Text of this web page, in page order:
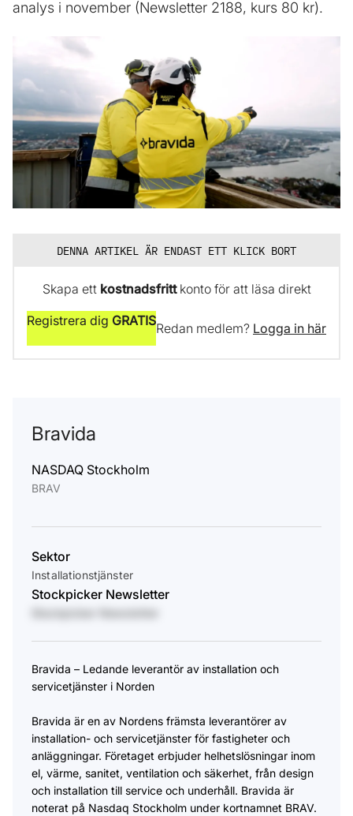
analys i november (Newsletter 2188, kurs 80 kr).
DENNA ARTIKEL ÄR ENDAST ETT KLICK BORT
Skapa ett kostnadsfrittkonto för att läsa direkt
Registrera dig GRATISRedan medlem? Logga in här
Bravida
NASDAQ Stockholm
BRAV
Sektor
Installationstjänster
Stockpicker Newsletter
Bravida – Ledande leverantör av installation och
servicetjänster i Norden
Bravida är en av Nordens främsta leverantörer av
installation- och servicetjänster för fastigheter och
anläggningar. Företaget erbjuder helhetslösningar inom
el, värme, sanitet, ventilation och säkerhet, från design
och installation till service och underhåll. Bravida är
noterat på Nasdaq Stockholm under kortnamnet BRAV.